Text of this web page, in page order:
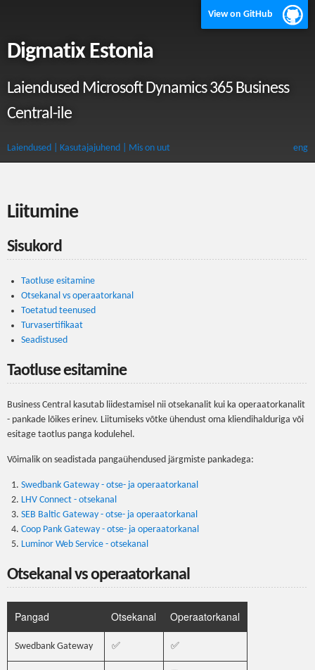
View on GitHub
Digmatix Estonia
Laiendused Microsoft Dynamics 365 Business
Central-ile
Laiendused | Kasutajajuhend | Mis on uut eng
Liitumine
Sisukord
Taotluse esitamine
Otsekanal vs operaatorkanal
Toetatud teenused
Turvasertifikaat
Seadistused
Taotluse esitamine
Business Central kasutab liidestamisel nii otsekanalit kui ka operaatorkanalit
- pankade lõikes erinev. Liitumiseks võtke ühendust oma kliendihalduriga või
esitage taotlus panga kodulehel.
Võimalik on seadistada pangaühendused järgmiste pankadega:
Swedbank Gateway - otse- ja operaatorkanal
LHV Connect - otsekanal
SEB Baltic Gateway - otse- ja operaatorkanal
Coop Pank Gateway - otse- ja operaatorkanal
Luminor Web Service - otsekanal
Otsekanal vs operaatorkanal
Pangad Otsekanal Operaatorkanal
Swedbank Gateway ✅ ✅